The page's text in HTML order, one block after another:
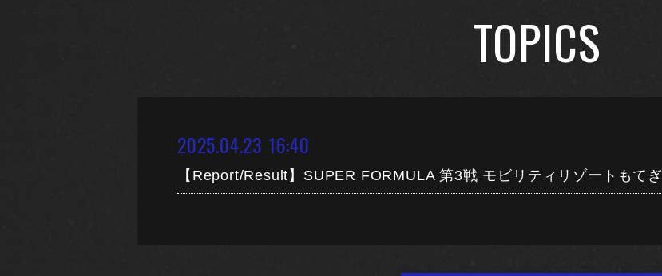
TOPICS
2025.04.23 16:40
【Report/Result】SUPER FORMULA 第3戦 モビリティリゾートもてぎ